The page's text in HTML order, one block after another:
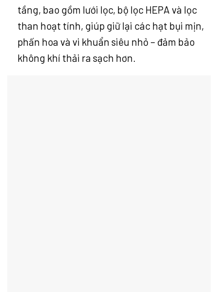
tầng, bao gồm lưới lọc, bộ lọc HEPA và lọc
than hoạt tính, giúp giữ lại các hạt bụi mịn,
phấn hoa và vi khuẩn siêu nhỏ – đảm bảo
không khí thải ra sạch hơn.